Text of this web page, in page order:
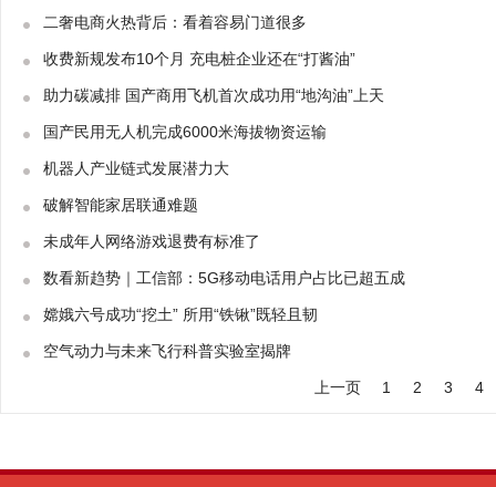
二奢电商火热背后：看着容易门道很多
收费新规发布10个月 充电桩企业还在“打酱油”
助力碳减排 国产商用飞机首次成功用“地沟油”上天
国产民用无人机完成6000米海拔物资运输
机器人产业链式发展潜力大
破解智能家居联通难题
未成年人网络游戏退费有标准了
数看新趋势｜工信部：5G移动电话用户占比已超五成
嫦娥六号成功“挖土” 所用“铁锹”既轻且韧
空气动力与未来飞行科普实验室揭牌
上一页 1 2 3 4